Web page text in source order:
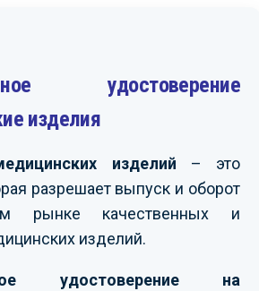
удостоверение
изделия
изделий – это
разрешает выпуск и оборот
рынке качественных и
изделий.
удостоверение на